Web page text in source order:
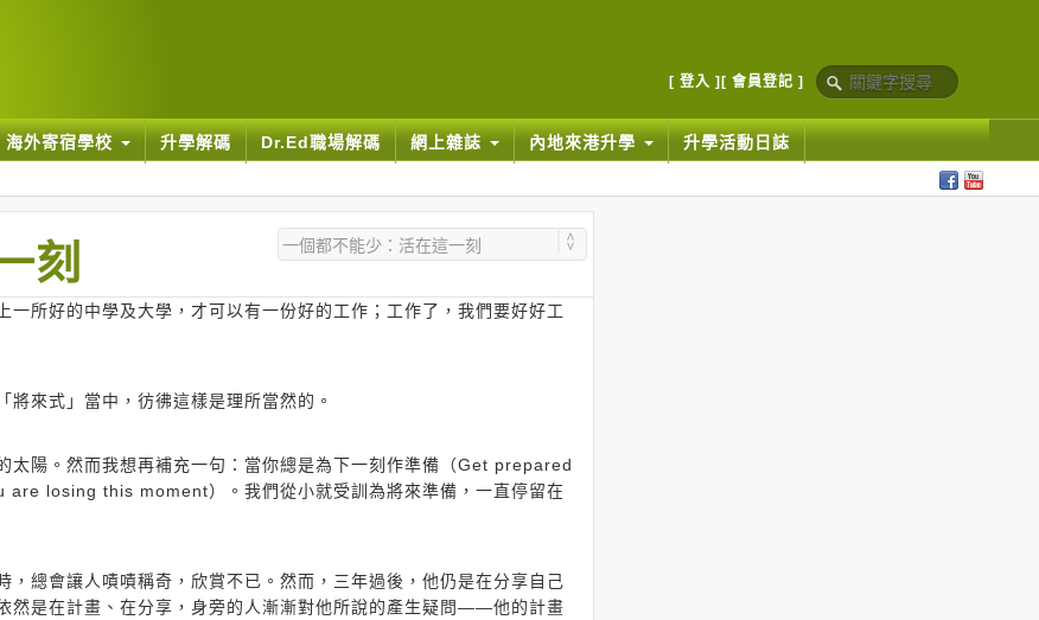
[ 登入 ] [ 會員登記 ]
海外寄宿學校 升學解碼 Dr.Ed職場解碼 網上雜誌 內地來港升學 升學活動日誌
刻
所好的中學及大學，才可以有一份好的工作；工作了，我們要好好工
來式」當中，彷彿這樣是理所當然的。
太陽。然而我想再補充一句：當你總是為下一刻作準備（Get prepared
losing this moment）。我們從小就受訓為將來準備，一直停留在
總會讓人嘖嘖稱奇，欣賞不已。然而，三年過後，他仍是在分享自己
然是在計畫、在分享，身旁的人漸漸對他所說的產生疑問——他的計畫